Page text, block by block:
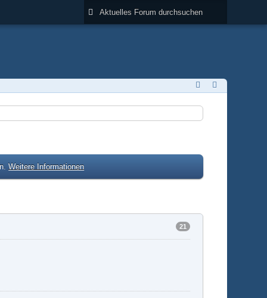
Weitere Informationen
21